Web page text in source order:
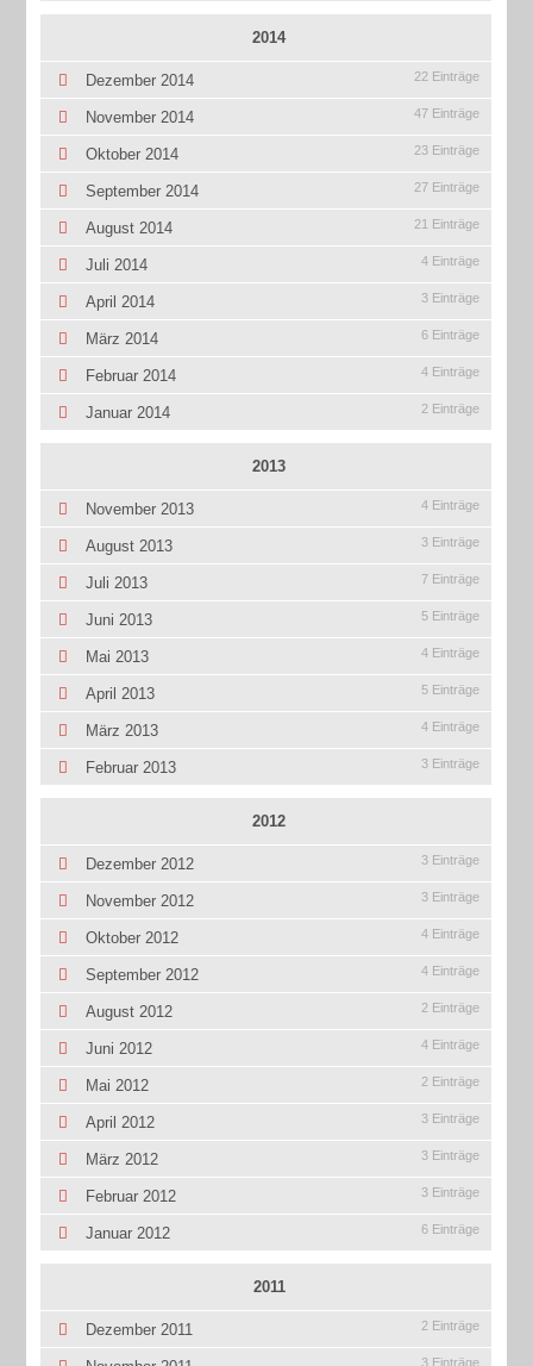
2014
Dezember 2014 22 Einträge
November 2014 47 Einträge
Oktober 2014 23 Einträge
September 2014 27 Einträge
August 2014 21 Einträge
Juli 2014 4 Einträge
April 2014 3 Einträge
März 2014 6 Einträge
Februar 2014 4 Einträge
Januar 2014 2 Einträge
2013
November 2013 4 Einträge
August 2013 3 Einträge
Juli 2013 7 Einträge
Juni 2013 5 Einträge
Mai 2013 4 Einträge
April 2013 5 Einträge
März 2013 4 Einträge
Februar 2013 3 Einträge
2012
Dezember 2012 3 Einträge
November 2012 3 Einträge
Oktober 2012 4 Einträge
September 2012 4 Einträge
August 2012 2 Einträge
Juni 2012 4 Einträge
Mai 2012 2 Einträge
April 2012 3 Einträge
März 2012 3 Einträge
Februar 2012 3 Einträge
Januar 2012 6 Einträge
2011
Dezember 2011 2 Einträge
3 Einträge